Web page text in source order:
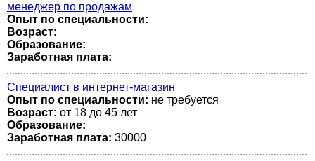
менеджер по продажам
Опыт по специальности:
Возраст:
Образование:
Заработная плата:
Специалист в интернет-магазин
Опыт по специальности: не требуется
Возраст: от 18 до 45 лет
Образование:
Заработная плата: 30000